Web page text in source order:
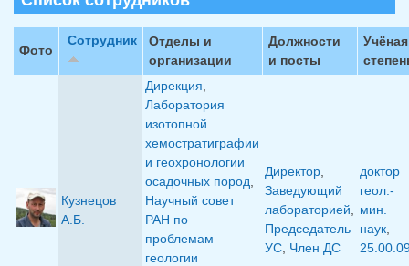
Фото
Сотрудник
Отделы и
организации
Должности
и посты
Учёная
Кузнецов
А.Б.
Дирекция
Лаборатория
изотопной
хемостратиграфии
и геохронологии
осадочных пород
Научный совет
РАН по
проблемам
геологии
Директор
Заведующий
лабораторией
Председатель
УС Член ДС
доктор
геол.-
мин.
наук